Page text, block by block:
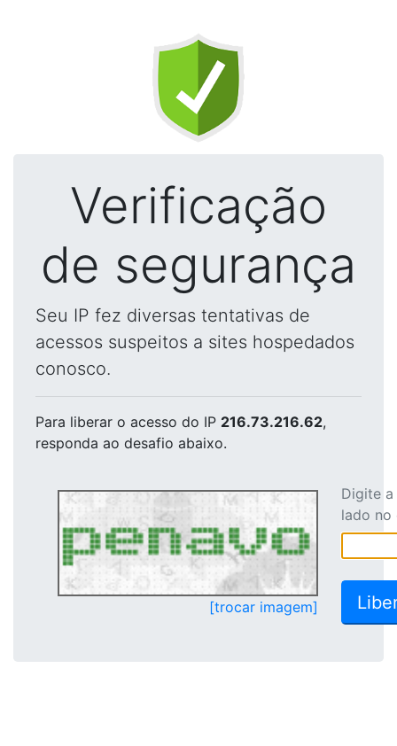
Verificação
de segurança
Seu IP fez diversas tentativas de
acessos suspeitos a sites hospedados
conosco.
Para liberar o acesso do IP 216.73.216.62,
responda ao desafio abaixo.
[trocar imagem]
Digite
lado no